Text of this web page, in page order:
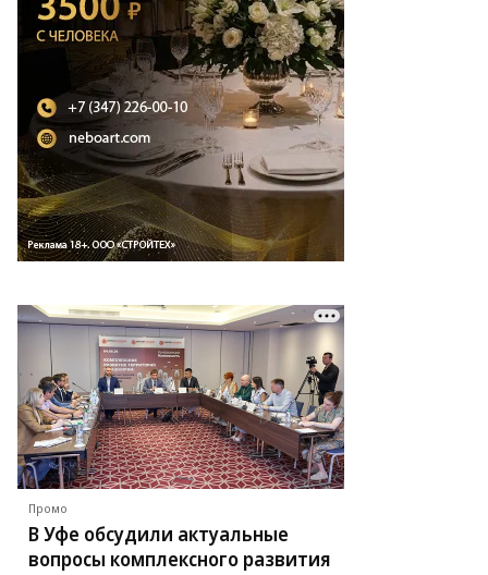
Промо
В Уфе обсудили актуальные
вопросы комплексного развития